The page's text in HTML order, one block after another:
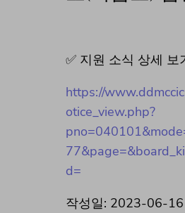
✅ 지원 소식 상세
https://
otice_view.php?
d=
작성일: 2023-06-